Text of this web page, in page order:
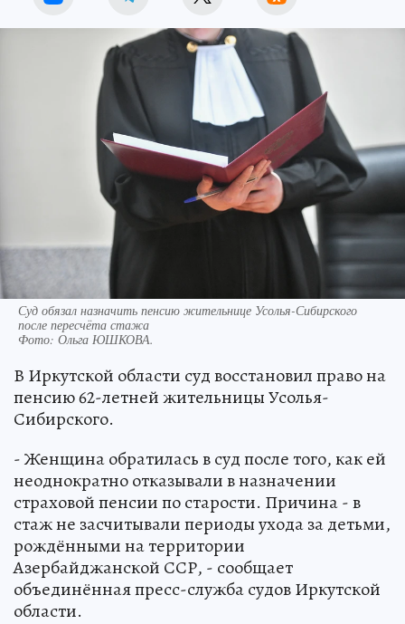
Суд обязал назначить пенсию жительнице Усолья-Сибирского
после пересчёта стажа
Фото: Ольга ЮШКОВА.
В Иркутской области суд восстановил право на
пенсию 62-летней жительницы Усолья-
Сибирского.
- Женщина обратилась в суд после того, как ей
неоднократно отказывали в назначении
страховой пенсии по старости. Причина - в
стаж не засчитывали периоды ухода за детьми,
рождёнными на территории
Азербайджанской ССР, - сообщает
объединённая пресс-служба судов Иркутской
области.